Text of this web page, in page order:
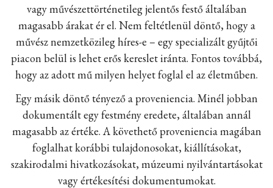
vagy művészettörténetileg jelentős festő általában
magasabb árakat ér el. Nem feltétlenül döntő, hogy a
művész nemzetközileg híres-e – egy specializált gyűjtői
piacon belül is lehet erős kereslet iránta. Fontos továbbá,
hogy az adott mű milyen helyet foglal el az életműben.
Egy másik döntő tényező a proveniencia. Minél jobban
dokumentált egy festmény eredete, általában annál
magasabb az értéke. A követhető proveniencia magában
foglalhat korábbi tulajdonosokat, kiállításokat,
szakirodalmi hivatkozásokat, múzeumi nyilvántartásokat
vagy értékesítési dokumentumokat.